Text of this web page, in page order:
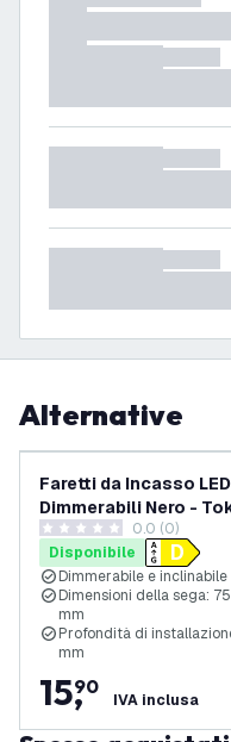
Alternative
Faretti da Incasso LED
Dimmerabili Nero -
3W - 6500K - Ã¸92mm
pack
0 stelle di valutazione
0.0 (0)
Disponibile
Dimmerabile e inclinabile
Dimensioni della sega:
mm
Profondità di
mm
15,
90
IVA inclusa